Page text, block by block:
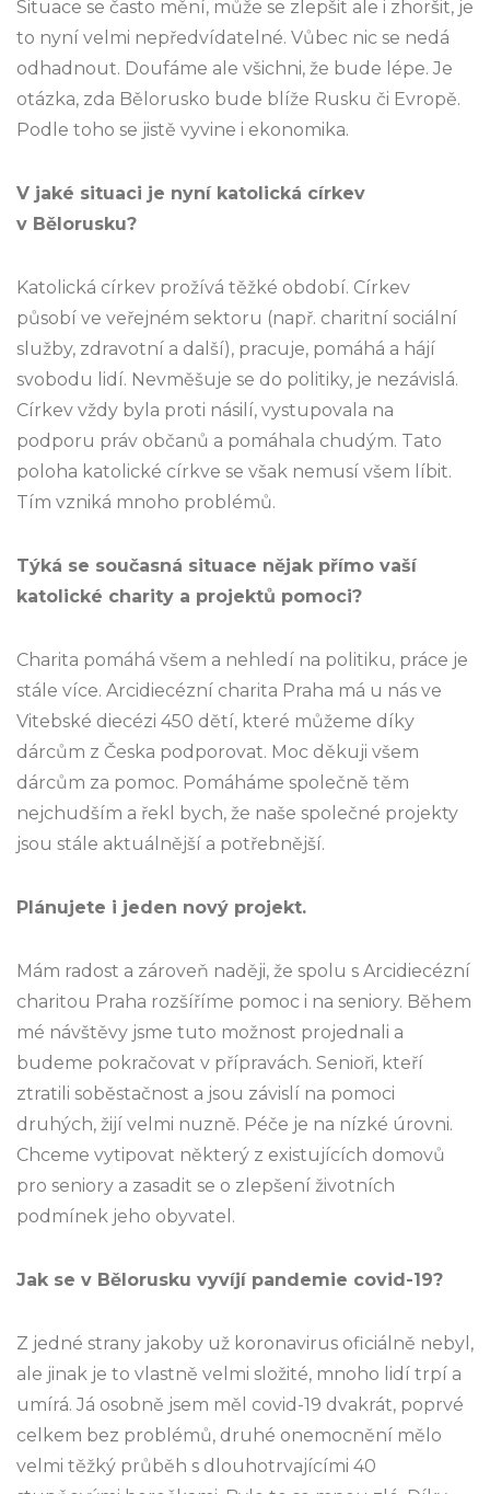
Situace se často mění, může se zlepšit ale i zhoršit, je
to nyní velmi nepředvídatelné. Vůbec nic se nedá
odhadnout. Doufáme ale všichni, že bude lépe. Je
otázka, zda Bělorusko bude blíže Rusku či Evropě.
Podle toho se jistě vyvine i ekonomika.
V jaké situaci je nyní katolická církev
v Bělorusku?
Katolická církev prožívá těžké období. Církev
působí ve veřejném sektoru (např. charitní sociální
služby, zdravotní a další), pracuje, pomáhá a hájí
svobodu lidí. Nevměšuje se do politiky, je nezávislá.
Církev vždy byla proti násilí, vystupovala na
podporu práv občanů a pomáhala chudým. Tato
poloha katolické církve se však nemusí všem líbit.
Tím vzniká mnoho problémů.
Týká se současná situace nějak přímo vaší
katolické charity a projektů pomoci?
Charita pomáhá všem a nehledí na politiku, práce je
stále více. Arcidiecézní charita Praha má u nás ve
Vitebské diecézi 450 dětí, které můžeme díky
dárcům z Česka podporovat. Moc děkuji všem
dárcům za pomoc. Pomáháme společně těm
nejchudším a řekl bych, že naše společné projekty
jsou stále aktuálnější a potřebnější.
Plánujete i jeden nový projekt.
Mám radost a zároveň naději, že spolu s Arcidiecézní
charitou Praha rozšíříme pomoc i na seniory. Během
mé návštěvy jsme tuto možnost projednali a
budeme pokračovat v přípravách. Senioři, kteří
ztratili soběstačnost a jsou závislí na pomoci
druhých, žijí velmi nuzně. Péče je na nízké úrovni.
Chceme vytipovat některý z existujících domovů
pro seniory a zasadit se o zlepšení životních
podmínek jeho obyvatel.
Jak se v Bělorusku vyvíjí pandemie covid-19?
Z jedné strany jakoby už koronavirus oficiálně nebyl,
ale jinak je to vlastně velmi složité, mnoho lidí trpí a
umírá. Já osobně jsem měl covid-19 dvakrát, poprvé
celkem bez problémů, druhé onemocnění mělo
velmi těžký průběh s dlouhotrvajícími 40